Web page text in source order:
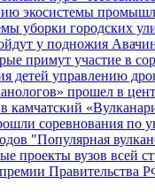
экосистемы
уборки городских
у подножия
примут участие в
детей управлению
прошел в
камчатский
соревнования по
"Популярная
проекты вузов всей
Правительства